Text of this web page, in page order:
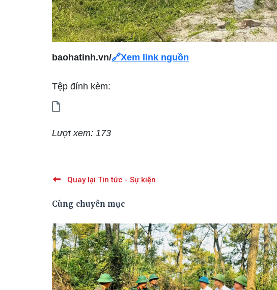
baohatinh.vn/🔗Xem link nguồn
Tệp đính kèm:
Lượt xem: 173
Quay lại Tin tức - Sự kiện
Cùng chuyên mục